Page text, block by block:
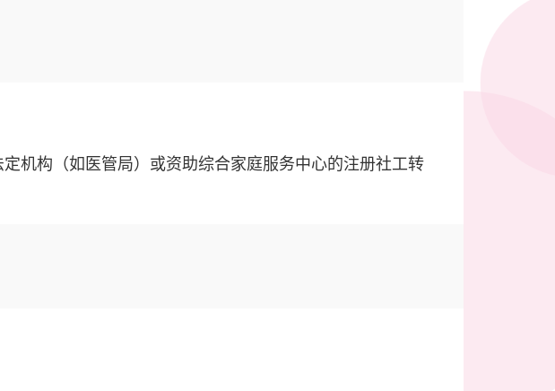
机构（如医管局）或资助综合家庭服务中心的注册社工转